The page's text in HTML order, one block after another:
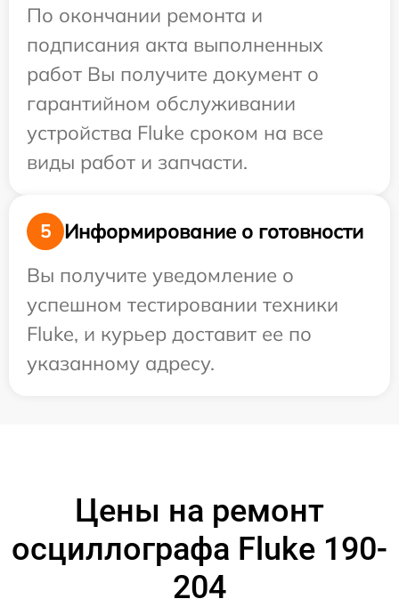
По окончании ремонта и
подписания акта выполненных
работ Вы получите документ о
гарантийном обслуживании
устройства Fluke сроком на все
виды работ и запчасти.
5
Информирование о готовности
Вы получите уведомление о
успешном тестировании техники
Fluke, и курьер доставит ее по
указанному адресу.
Цены на ремонт
осциллографа Fluke 190-
204